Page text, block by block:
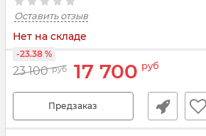
Оставить отзыв
Нет на складе
23 100 руб 17 700 руб
-23.38 %
Предзаказ